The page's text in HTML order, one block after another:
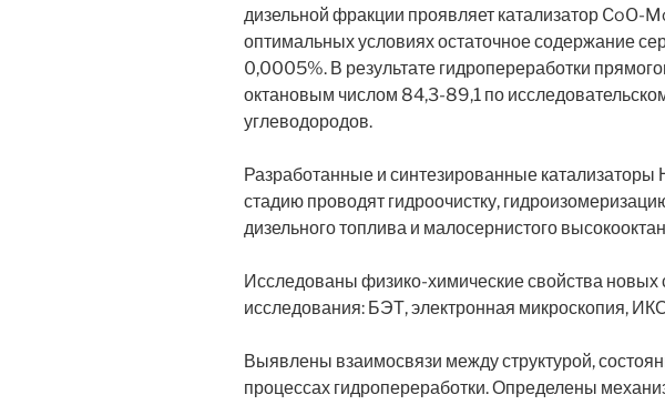
дизельной фракции проявляет катализатор CoO-
оптимальных условиях остаточное содержание
0,0005%. В результате гидропереработки
октановым числом 84,3-89,1 по
углеводородов.
Разработанные и синтезированные
стадию проводят гидроочистку,
дизельного топлива и малосернистого
Исследованы физико-химические свойства новых
исследования: БЭТ, электронная микроскопия,
Выявлены взаимосвязи между структурой,
процессах гидропереработки. Определены